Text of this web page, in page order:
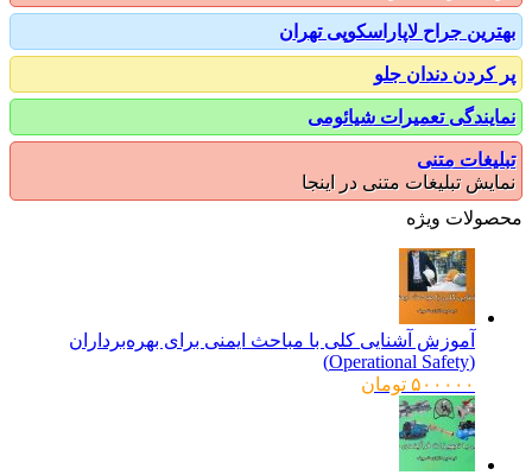
جراح لاپاراسکوپی تهران
دندان جلو
تعمیرات شیائومی
متنی
تبلیغات متنی در اینجا
ویژه
آموزش آشنایی کلی با مباحث ایمنی برای بهره‌برداران
۵۰۰۰۰۰ تومان